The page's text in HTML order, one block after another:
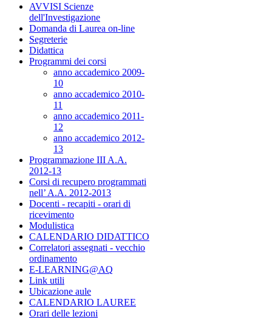
AVVISI Scienze
dell'Investigazione
Domanda di Laurea on-line
Segreterie
Didattica
Programmi dei corsi
anno accademico 2009-
10
anno accademico 2010-
11
anno accademico 2011-
12
anno accademico 2012-
13
Programmazione III A.A.
2012-13
Corsi di recupero programmati
nell’ A.A. 2012-2013
Docenti - recapiti - orari di
ricevimento
Modulistica
CALENDARIO DIDATTICO
Correlatori assegnati - vecchio
ordinamento
E-LEARNING@AQ
Link utili
Ubicazione aule
CALENDARIO LAUREE
Orari delle lezioni